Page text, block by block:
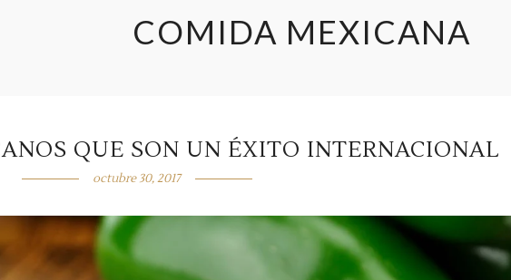
COMIDA MEXICANA
QUE SON UN ÉXITO INTERNACIONAL
octubre 30, 2017